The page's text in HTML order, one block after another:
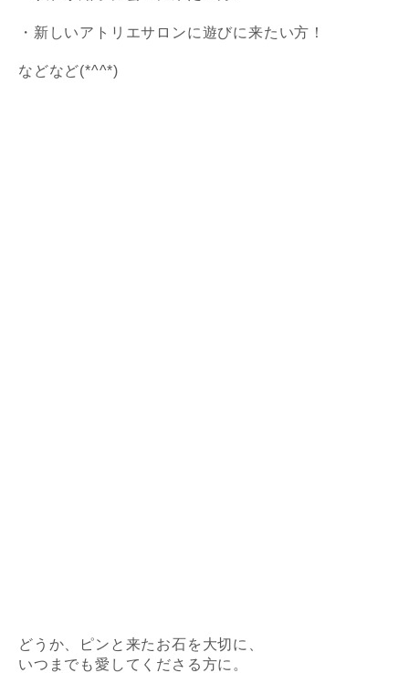
・新しいアトリエサロンに遊びに来たい方！
などなど(*^^*)
どうか、ピンと来たお石を大切に、
いつまでも愛してくださる方に。